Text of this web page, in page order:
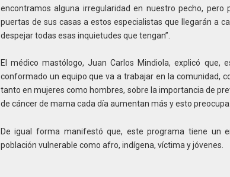
encontramos alguna irregularidad en nuestro pecho,
puertas de sus casas a estos especialistas que llegarán a
despejar todas esas inquietudes que tengan”.
El médico mastólogo, Juan Carlos Mindiola, explicó que,
conformado un equipo que va a trabajar en la comunidad,
tanto en mujeres como hombres, sobre la importancia de
de cáncer de mama cada día aumentan más y esto preocupa.
De igual forma manifestó que, este programa tiene un
población vulnerable como afro, indígena, víctima y jóvenes.